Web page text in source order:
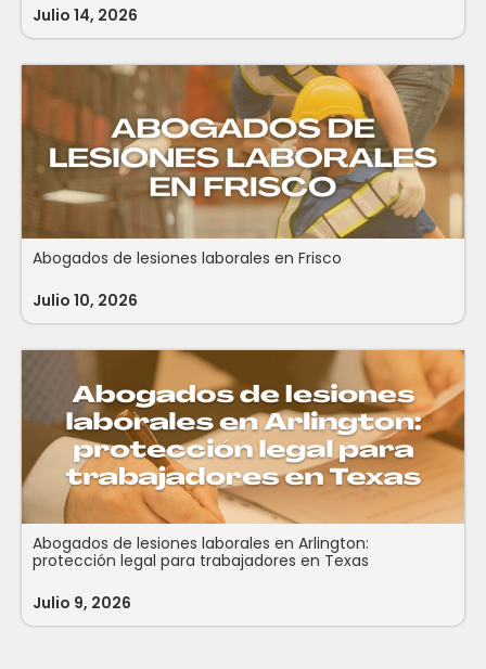
Julio 14, 2026
Abogados de lesiones laborales en Frisco
Julio 10, 2026
Abogados de lesiones laborales en Arlington:
protección legal para trabajadores en Texas
Julio 9, 2026